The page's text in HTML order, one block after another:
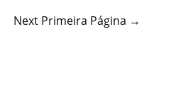
Next Primeira Página →